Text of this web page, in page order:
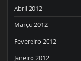
Abril 2012
Março 2012
Fevereiro 2012
Janeiro 2012